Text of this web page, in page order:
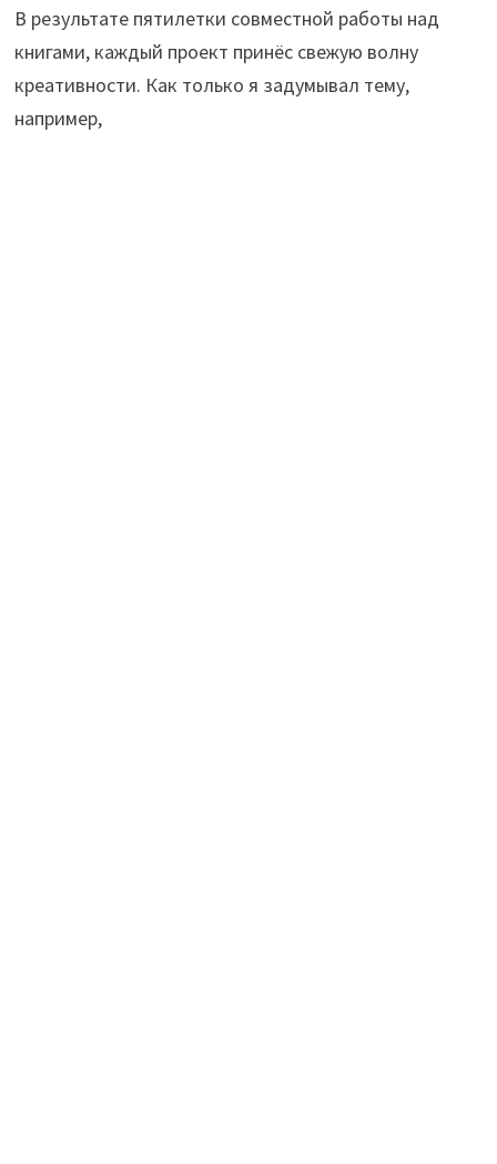
В результате пятилетки совместной работы над
книгами, каждый проект принёс свежую волну
креативности. Как только я задумывал тему,
например,